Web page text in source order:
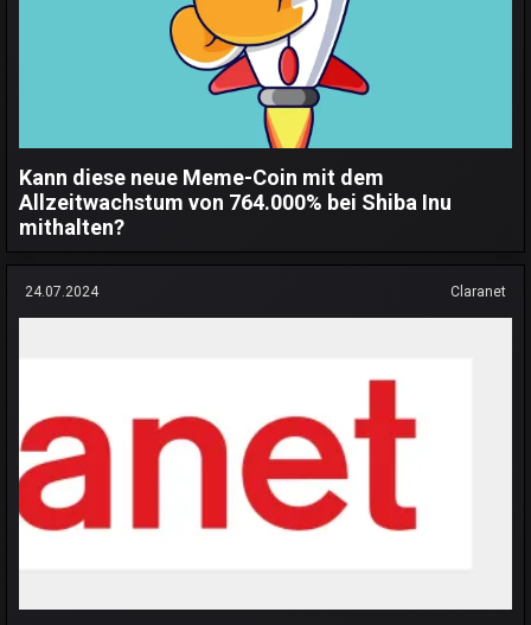
Kann diese neue Meme-Coin mit dem
Allzeitwachstum von 764.000% bei Shiba Inu
mithalten?
24.07.2024 Claranet